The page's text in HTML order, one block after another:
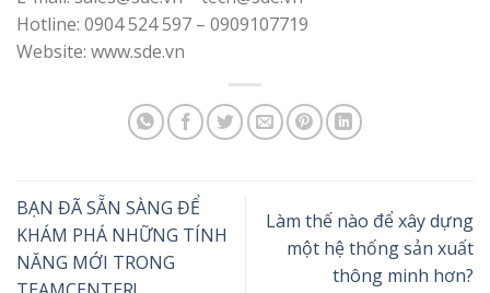
Hotline: 0904 524 597 – 0909107719
Website: www.sde.vn
BẠN ĐÃ SẴN SÀNG ĐỂ
KHÁM PHÁ NHỮNG TÍNH
NĂNG MỚI TRONG
Làm thế nào để xây dựng
một hệ thống sản xuất
thông minh hơn?